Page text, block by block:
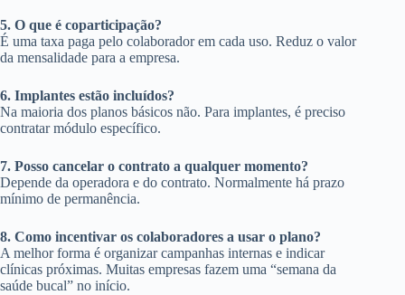
5. O que é coparticipação?
É uma taxa paga pelo colaborador em cada uso. Reduz o valor
da mensalidade para a empresa.
6. Implantes estão incluídos?
Na maioria dos planos básicos não. Para implantes, é preciso
contratar módulo específico.
7. Posso cancelar o contrato a qualquer momento?
Depende da operadora e do contrato. Normalmente há prazo
mínimo de permanência.
8. Como incentivar os colaboradores a usar o plano?
A melhor forma é organizar campanhas internas e indicar
clínicas próximas. Muitas empresas fazem uma “semana da
saúde bucal” no início.